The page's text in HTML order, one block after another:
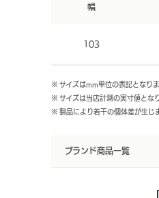
幅
103
※ サイズはmm単位の表記となりま
※ サイズは当店計測の実寸値となり
※ 製品により若干の個体差が生じま
ブランド商品一覧